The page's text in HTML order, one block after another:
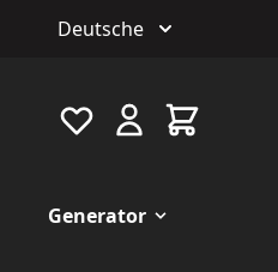
Deutsche
Favourite Warenkorb
Generator